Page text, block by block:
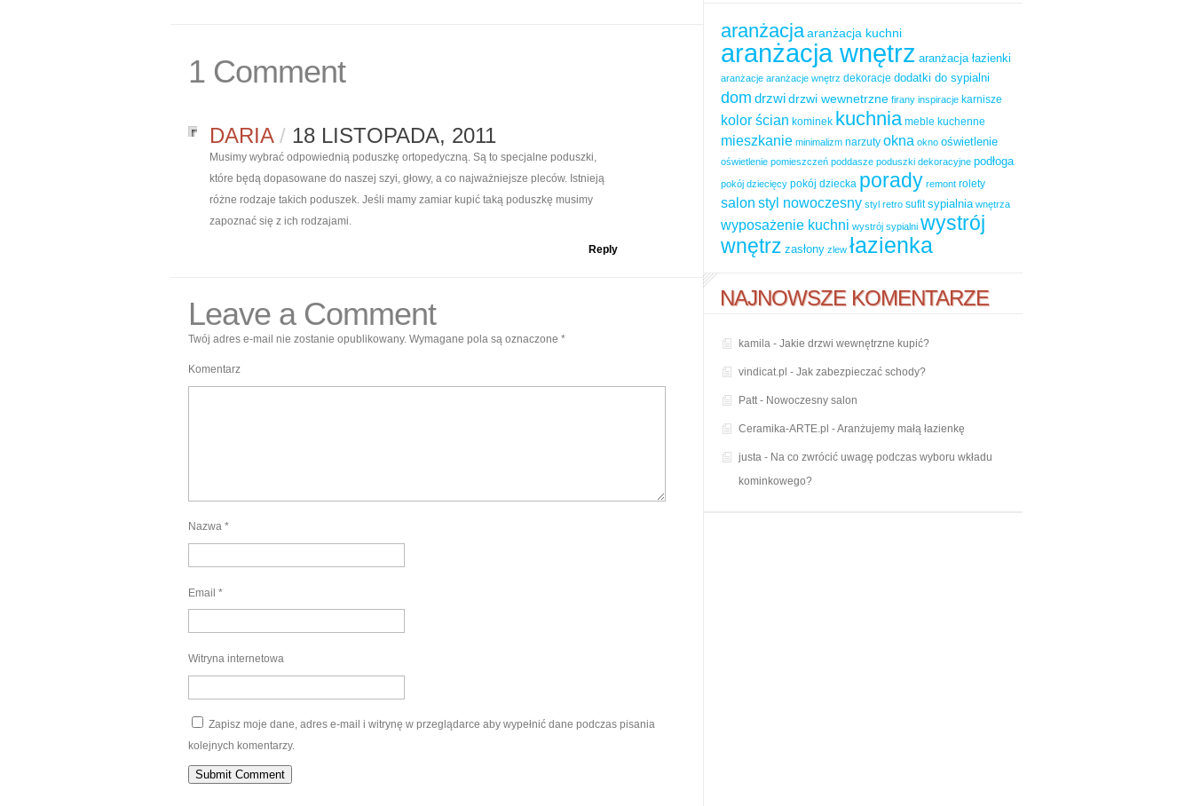
1 Comment
DARIA/ 18 LISTOPADA, 2011
Musimy wybrać odpowiednią poduszkę ortopedyczną. Są to specjalne poduszki,
które będą dopasowane do naszej szyi, głowy, a co najważniejsze pleców. Istnieją
różne rodzaje takich poduszek. Jeśli mamy zamiar kupić taką poduszkę musimy
zapoznać się z ich rodzajami.
Reply
Leave a Comment
Twój adres e-mail nie zostanie opublikowany. Wymagane pola są oznaczone *
Komentarz
Nazwa *
Email *
Witryna internetowa
Zapisz moje dane, adres e-mail i witrynę w przeglądarce aby wypełnić dane podczas pisania
kolejnych komentarzy.
aranżacjaaranżacja kuchni
aranżacja wnętrz aranżacja łazienki
aranżacje aranżacje wnętrz dekoracje dodatki do sypialni
dom drzwidrzwi wewnetrzne firany inspiracje karnisze
kolor ścian kominek kuchnia meble kuchenne
mieszkanie minimalizm narzuty okna okno oświetlenie
oświetlenie pomieszczeń poddasze poduszki dekoracyjne podłoga
pokój dziecięcy pokój dziecka porady remont rolety
salon styl nowoczesny styl retro sufit sypialnia wnętrza
wyposażenie kuchni wystrój sypialni wystrój
wnętrz zasłony zlew łazienka
NAJNOWSZE KOMENTARZE
kamila - Jakie drzwi wewnętrzne kupić?
vindicat.pl - Jak zabezpieczać schody?
Patt- Nowoczesny salon
Ceramika-ARTE.pl -Aranżujemy małą łazienkę
justa - Na co zwrócić uwagę podczas wyboru wkładu
kominkowego?